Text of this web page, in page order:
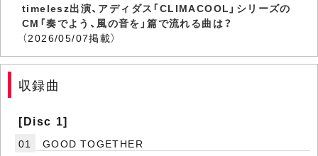
timelesz出演、アディダス「CLIMACOOL」シリーズの
CM「奏でよう、風の音を」篇で流れる曲は？
（2026/05/07掲載）
収録曲
[Disc 1]
01
GOOD TOGETHER